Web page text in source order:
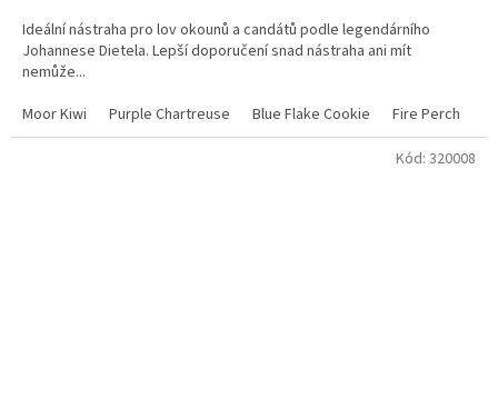
Ideální nástraha pro lov okounů a candátů podle legendárního
Johannese Dietela. Lepší doporučení snad nástraha ani mít
nemůže...
Moor Kiwi
Purple Chartreuse Blue Flake Cookie Fire Perch
Kód: 320008